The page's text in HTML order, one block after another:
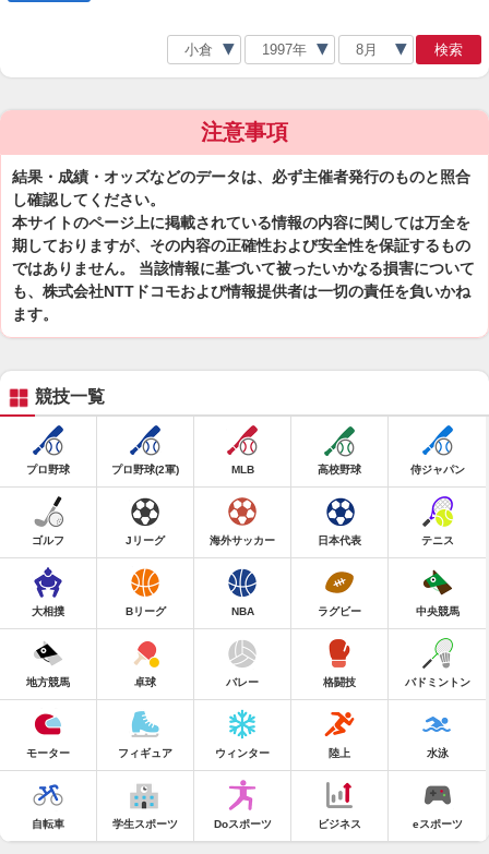
検索
注意事項
結果・成績・オッズなどのデータは、必ず主催者発行のものと照合
し確認してください。
本サイトのページ上に掲載されている情報の内容に関しては万全を
期しておりますが、その内容の正確性および安全性を保証するもの
ではありません。 当該情報に基づいて被ったいかなる損害について
も、株式会社NTTドコモおよび情報提供者は一切の責任を負いかね
ます。
競技一覧
プロ野球 プロ野球(2軍) MLB 高校野球 侍ジャパン
ゴルフ Jリーグ 海外サッカー 日本代表 テニス
大相撲 Bリーグ NBA ラグビー 中央競馬
地方競馬 卓球 バレー 格闘技 バドミントン
モーター フィギュア ウィンター 陸上 水泳
自転車 学生スポーツ Doスポーツ ビジネス eスポーツ